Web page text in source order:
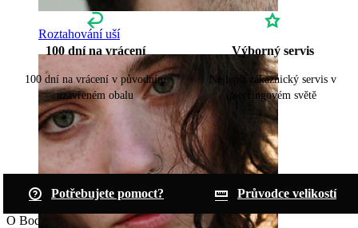
Roztahování uší
100 dní na vrácení
100 dní na vrácení v původním
uzavřeném obalu
Výborný servis
Nejlepší zákaznický servis v
piercingovém světě
Potřebujete pomoct?
Průvodce velikostí
O Bodymod